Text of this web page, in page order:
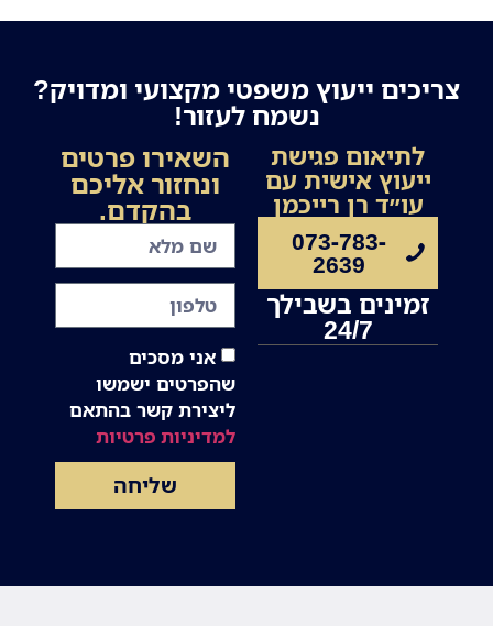
צריכים ייעוץ משפטי מקצועי ומדויק?
נשמח לעזור!
לתיאום פגישת
ייעוץ אישית עם
עו״ד רן רייכמן
073-783-
2639
זמינים בשבילך
24/7
השאירו פרטים
ונחזור אליכם
בהקדם.
אני מסכים
שהפרטים ישמשו
ליצירת קשר בהתאם
למדיניות פרטיות
שליחה